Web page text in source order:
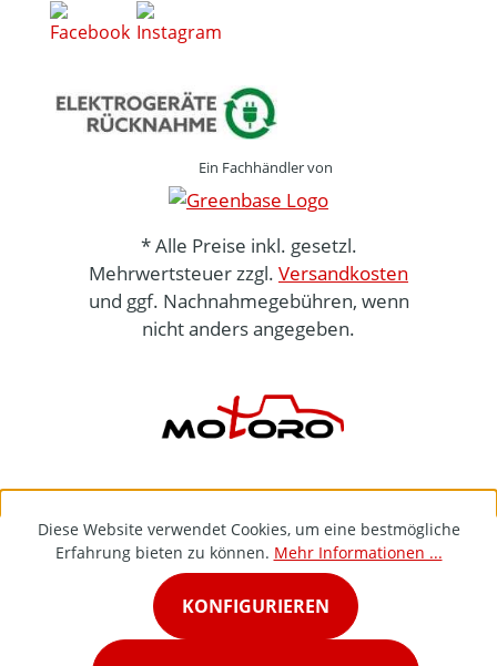
Ein Fachhändler von
* Alle Preise inkl. gesetzl.
Mehrwertsteuer zzgl. Versandkosten
und ggf. Nachnahmegebühren, wenn
nicht anders angegeben.
Diese Website verwendet Cookies, um eine bestmögliche
Erfahrung bieten zu können. Mehr Informationen ...
KONFIGURIEREN